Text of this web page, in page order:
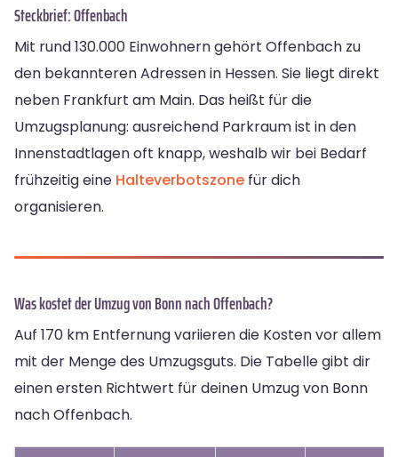
Steckbrief: Offenbach
Mit rund 130.000 Einwohnern gehört Offenbach zu
den bekannteren Adressen in Hessen. Sie liegt direkt
neben Frankfurt am Main. Das heißt für die
Umzugsplanung: ausreichend Parkraum ist in den
Innenstadtlagen oft knapp, weshalb wir bei Bedarf
frühzeitig eine Halteverbotszone für dich
organisieren.
Was kostet der Umzug von Bonn nach Offenbach?
Auf 170 km Entfernung variieren die Kosten vor allem
mit der Menge des Umzugsguts. Die Tabelle gibt dir
einen ersten Richtwert für deinen Umzug von Bonn
nach Offenbach.